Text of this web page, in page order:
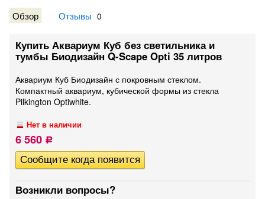
Обзор Отзывы 0
Купить Аквариум Куб без светильника и
тумбы Биодизайн Q-Scape Opti 35 литров
Аквариум Куб Биодизайн с покровным стеклом.
Компактный аквариум, кубической формы из стекла
Pilkington Optiwhite.
Нет в наличии
6 560 Р
Возникли вопросы?